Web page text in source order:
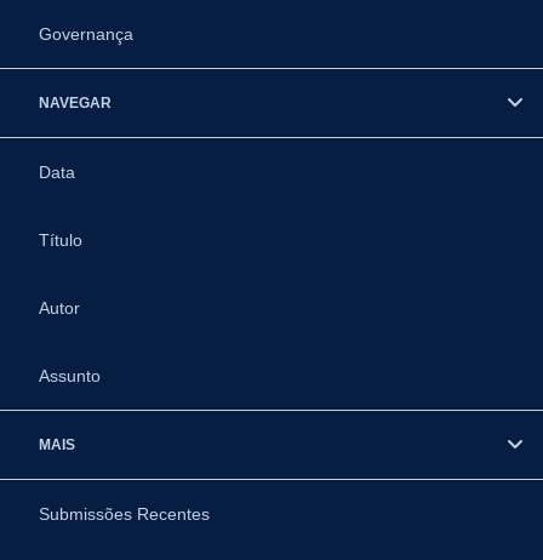
Governança
NAVEGAR
Data
Título
Autor
Assunto
MAIS
Submissões Recentes